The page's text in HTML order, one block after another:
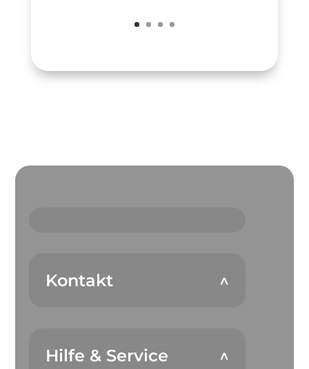
Kontakt
Hilfe & Service